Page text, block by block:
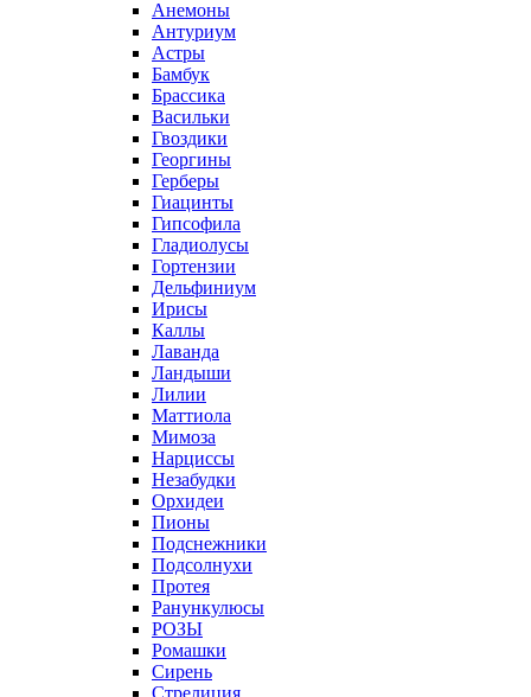
Анемоны
Антуриум
Астры
Бамбук
Брассика
Васильки
Гвоздики
Георгины
Герберы
Гиацинты
Гипсофила
Гладиолусы
Гортензии
Дельфиниум
Ирисы
Каллы
Лаванда
Ландыши
Лилии
Маттиола
Мимоза
Нарциссы
Незабудки
Орхидеи
Пионы
Подснежники
Подсолнухи
Протея
Ранункулюсы
РОЗЫ
Ромашки
Сирень
Стрелиция